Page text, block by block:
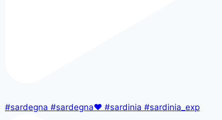
#sardegna #sardegna❤️ #sardinia #sardinia_exp